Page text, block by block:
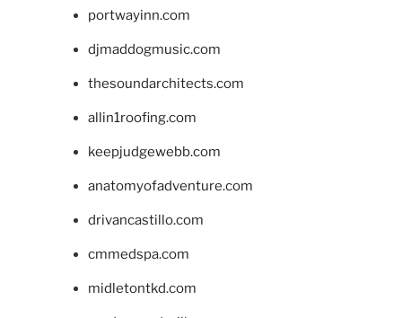
portwayinn.com
djmaddogmusic.com
thesoundarchitects.com
allin1roofing.com
keepjudgewebb.com
anatomyofadventure.com
drivancastillo.com
cmmedspa.com
midletontkd.com